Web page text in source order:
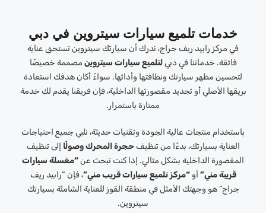
خدمات تلميع سيارات سيتروين في دبي
في مركز رابيد ريف جراج، ندرك أن سيارتك سيتروين تستحق عناية
فائقة. خدماتنا في دبيلتلميع سيارات سيتروين مصممة خصيصًا
لتحسين مظهر سيارتك ونظافتها وأدائها. سواءً أكان هدفك استعادة
بريقها الأصلي أو تجديد مقصورتها الداخلية، فإن فريقنا يقدم لك خدمة
ممتازة باستمرار.
باستخدام منتجات عالية الجودة وتقنيات حديثة، نلبي جميع احتياجات
العناية بسيارتك، بدءًا من تنظيف حجرة المحرك وصولًا إلى تنظيف
المقصورة الداخلية بشكل مثالي. إذا كنت تبحث عن“مغسلة سيارات
قريبة مني” أو “مركز تلميع سيارات قريب مني”، فإن “رابيد ريف
جراج” هو وجهتك الأمثل في منطقة القوز للعناية الشاملة بسيارتك
سيتروين.